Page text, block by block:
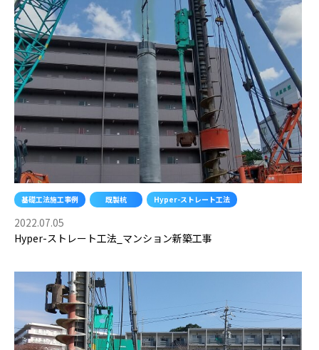
基礎工法施工事例 既製杭 Hyper-ストレート工法
2022.07.05
Hyper-ストレート工法_マンション新築工事